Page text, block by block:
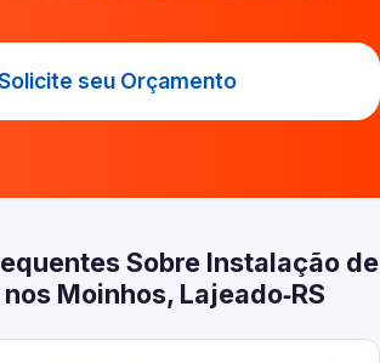
seu Orçamento
Sobre Instalação de
Moinhos, Lajeado‑RS